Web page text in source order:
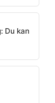
Du kan